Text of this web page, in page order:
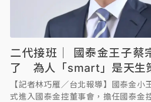
二代接班｜ 國泰金王子蔡
了 為人「smart」是天生
【記者林巧雁／台北報導】國泰金小
式進入國泰金控董事會，擔任國泰金